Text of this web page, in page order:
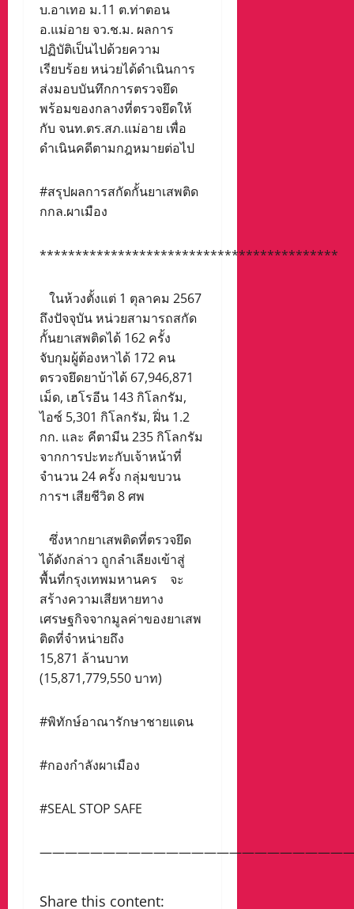
บ.อาเทอ ม.11 ต.ท่าตอน
อ.แม่อาย จว.ช.ม. ผลการ
ปฏิบัติเป็นไปด้วยความ
เรียบร้อย หน่วยได้ดำเนินการ
ส่งมอบบันทึกการตรวจยึด
พร้อมของกลางที่ตรวจยึดให้
กับ จนท.ตร.สภ.แม่อาย เพื่อ
ดำเนินคดีตามกฎหมายต่อไป
#สรุปผลการสกัดกั้นยาเสพติด
กกล.ผาเมือง
******************************************
ในห้วงตั้งแต่ 1 ตุลาคม 2567
ถึงปัจจุบัน หน่วยสามารถสกัด
กั้นยาเสพติดได้ 162 ครั้ง
จับกุมผู้ต้องหาได้ 172 คน
ตรวจยึดยาบ้าได้ 67,946,871
เม็ด, เฮโรอีน 143 กิโลกรัม,
ไอซ์ 5,301 กิโลกรัม, ฝิ่น 1.2
กก. และ คีตามีน 235 กิโลกรัม
จากการปะทะกับเจ้าหน้าที่
จำนวน 24 ครั้ง กลุ่มขบวน
การฯ เสียชีวิต 8 ศพ
ซึ่งหากยาเสพติดที่ตรวจยึด
ได้ดังกล่าว ถูกลำเลียงเข้าสู่
พื้นที่กรุงเทพมหานคร จะ
สร้างความเสียหายทาง
เศรษฐกิจจากมูลค่าของยาเสพ
ติดที่จำหน่ายถึง
15,871 ล้านบาท
(15,871,779,550 บาท)
#พิทักษ์อาณารักษาชายแดน
#กองกำลังผาเมือง
#SEAL STOP SAFE
Share this content: